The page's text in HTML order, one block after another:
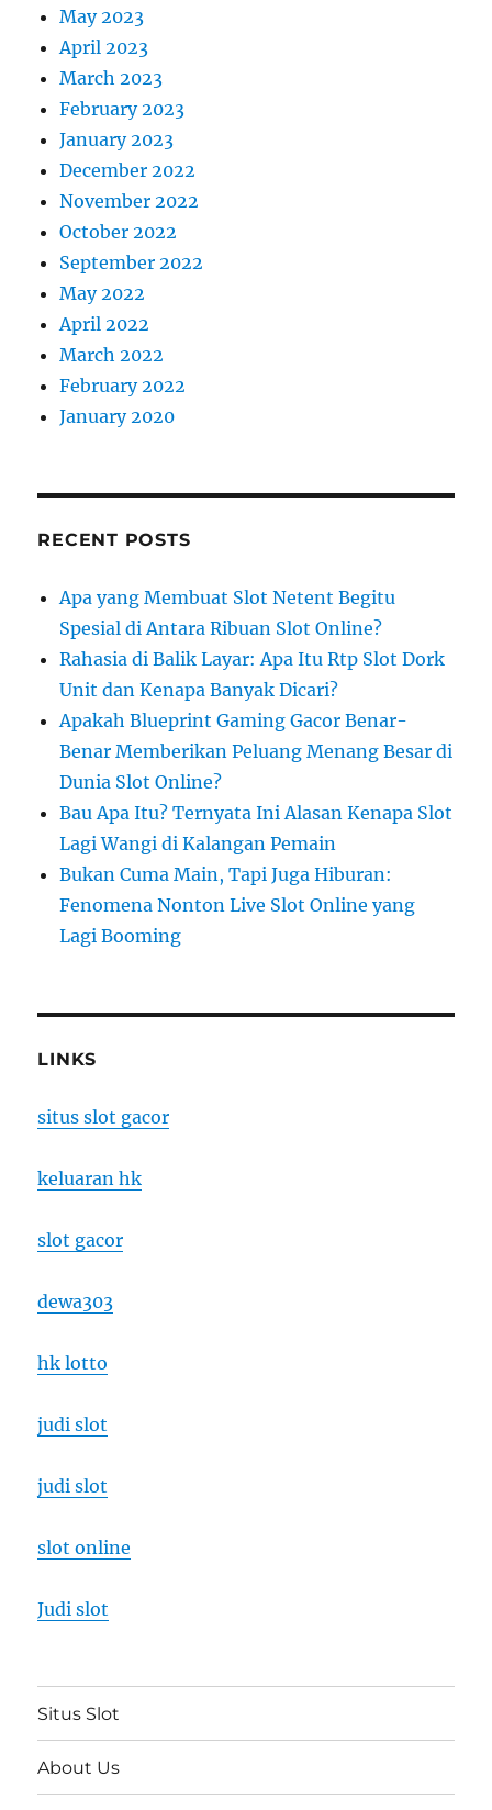
May 2023
April 2023
March 2023
February 2023
January 2023
December 2022
November 2022
October 2022
September 2022
May 2022
April 2022
March 2022
February 2022
January 2020
RECENT POSTS
Apa yang Membuat Slot Netent Begitu
Spesial di Antara Ribuan Slot Online?
Rahasia di Balik Layar: Apa Itu Rtp Slot Dork
Unit dan Kenapa Banyak Dicari?
Apakah Blueprint Gaming Gacor Benar-
Benar Memberikan Peluang Menang Besar di
Dunia Slot Online?
Bau Apa Itu? Ternyata Ini Alasan Kenapa Slot
Lagi Wangi di Kalangan Pemain
Bukan Cuma Main, Tapi Juga Hiburan:
Fenomena Nonton Live Slot Online yang
Lagi Booming
LINKS
situs slot gacor
keluaran hk
slot gacor
dewa303
hk lotto
judi slot
judi slot
slot online
Judi slot
Situs Slot
About Us